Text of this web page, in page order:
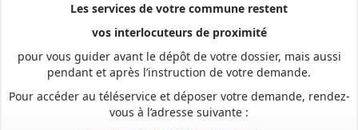
vos interlocuteurs de proximité
pour vous guider avant le dépôt de votre dossier, mais aussi
pendant et après l’instruction de votre demande.
Pour accéder au téléservice et déposer votre demande, rendez-
vous à l’adresse suivante :
https://appli.atip67.fr/guichet-unique